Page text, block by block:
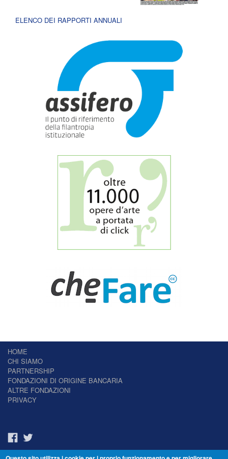
ELENCO DEI RAPPORTI ANNUALI
HOME
CHI SIAMO
PARTNERSHIP
FONDAZIONI DI ORIGINE BANCARIA
ALTRE FONDAZIONI
PRIVACY